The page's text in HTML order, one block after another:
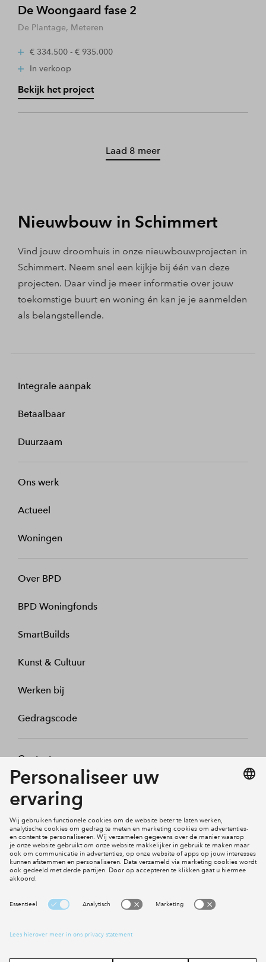
De Woongaard fase 2
De Plantage, Meteren
€ 334.500 - € 935.000
In verkoop
Bekijk het project
Laad 8 meer
Nieuwbouw in Schimmert
Vind jouw droomhuis in onze nieuwbouwprojecten in
Schimmert. Neem snel een kijkje bij één van deze
projecten. Daar vind je meer informatie over jouw
toekomstige buurt en woning én kan je je aanmelden
als belangstellende.
Integrale aanpak
Betaalbaar
Duurzaam
Ons werk
Actueel
Woningen
Over BPD
BPD Woningfonds
SmartBuilds
Kunst & Cultuur
Werken bij
Gedragscode
Contact
Mijn profiel
Social Media
Cookies